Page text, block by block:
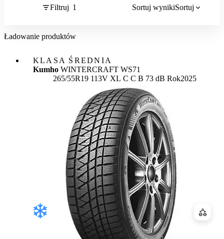
Filtruj 1 Sortuj wynikiSortuj
Ładowanie produktów
KLASA ŚREDNIA
Kumho WINTERCRAFT WS71
265/55R19 113V XL Etykieta:
C C B 73 dB Rok2025